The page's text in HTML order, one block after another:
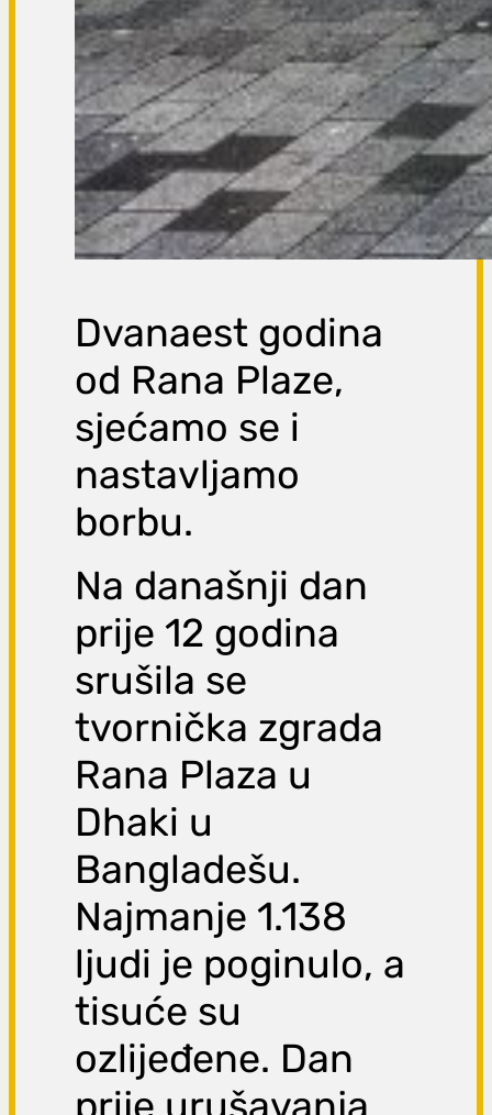
Dvanaest godina
od Rana Plaze,
sjećamo se i
nastavljamo
borbu.
Na današnji dan
prije 12 godina
srušila se
tvornička zgrada
Rana Plaza u
Dhaki u
Bangladešu.
Najmanje 1.138
ljudi je poginulo, a
tisuće su
ozlijeđene. Dan